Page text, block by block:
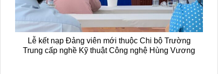
Lễ kết nạp Đảng viên mới thuộc Chi bộ Trường
Trung cấp nghề Kỹ thuật Công nghệ Hùng Vương